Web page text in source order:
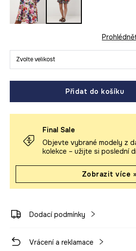
Zvolte velikost
Přidat do košíku
Final Sale
Objevte vybrané modely z
kolekce – užijte si poslední
Zobrazit více »
Dodací podmínky
Vrácení a reklamace